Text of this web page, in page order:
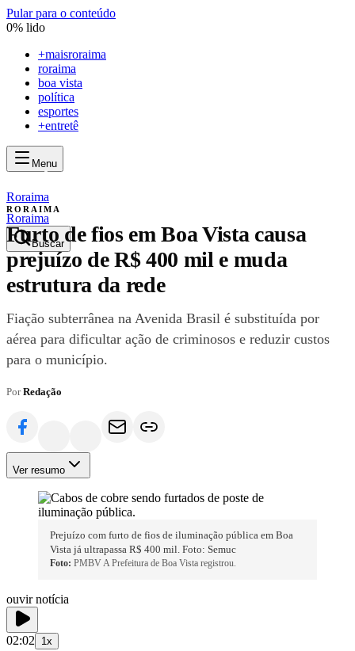
Pular para o conteúdo
0% lido
+maisroraima
roraima
boa vista
política
esportes
+entretê
Menu
maisroraima
mais
Roraima
Buscar
Roraima
RORAIMA
Furto de fios em Boa Vista causa
prejuízo de R$ 400 mil e muda
estrutura da rede
Fiação subterrânea na Avenida Brasil é substituída por
aérea para dificultar ação de criminosos e reduzir custos
para o município.
PorRedação
Ver resumo
Prejuízo com furto de fios de iluminação pública em Boa
Vista já ultrapassa R$ 400 mil. Foto: Semuc
Foto: PMBV A Prefeitura de Boa Vista registrou.
ouvir notícia
02:02 1x